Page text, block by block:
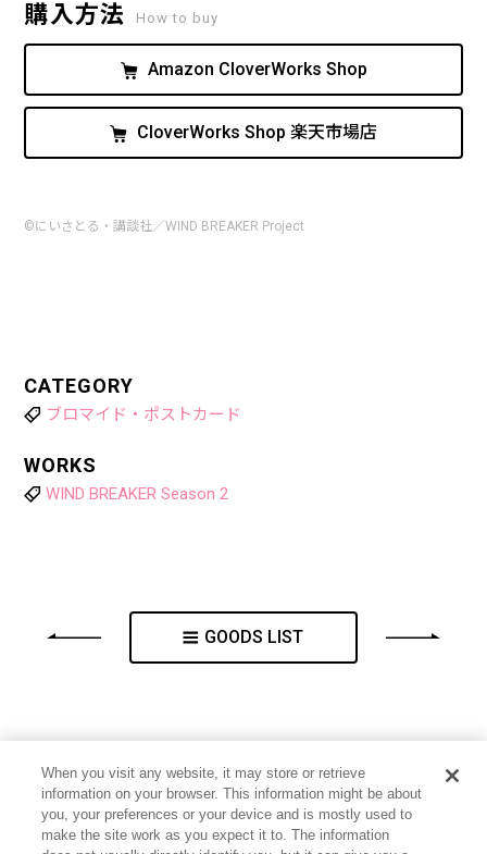
購入方法 How to buy
Amazon CloverWorks Shop
CloverWorks Shop 楽天市場店
©にいさとる・講談社／WIND BREAKER Project
CATEGORY
ブロマイド・ポストカード
WORKS
WIND BREAKER Season 2
GOODS LIST
When you visit any website, it may store or retrieve
information on your browser. This information might be about
you, your preferences or your device and is mostly used to
make the site work as you expect it to. The information